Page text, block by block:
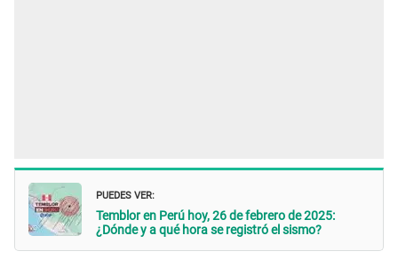
PUEDES VER:
Temblor en Perú hoy, 26 de febrero de 2025:
¿Dónde y a qué hora se registró el sismo?